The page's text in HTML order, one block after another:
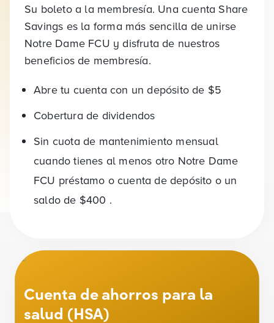
Su boleto a la membresía. Una cuenta Share
Savings es la forma más sencilla de unirse
Notre Dame FCU y disfruta de nuestros
beneficios de membresía.
Abre tu cuenta con un depósitode $5
Cobertura de dividendos
Sin cuota de mantenimiento mensual
cuando tienes al menos otro Notre Dame
FCU préstamo o cuenta de depósito o un
saldo de $400 .
Cuenta de ahorros para la
salud (HSA)